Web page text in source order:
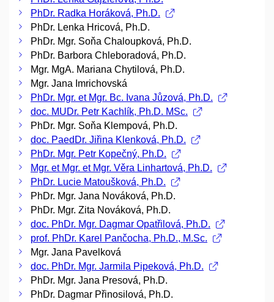
PhDr. Radka Horáková, Ph.D.
PhDr. Lenka Hricová, Ph.D.
PhDr. Mgr. Soňa Chaloupková, Ph.D.
PhDr. Barbora Chleboradová, Ph.D.
Mgr. MgA. Mariana Chytilová, Ph.D.
Mgr. Jana Imrichovská
PhDr. Mgr. et Mgr. Bc. Ivana Jůzová, Ph.D.
doc. MUDr. Petr Kachlík, Ph.D. MSc.
PhDr. Mgr. Soňa Klempová, Ph.D.
doc. PaedDr. Jiřina Klenková, Ph.D.
PhDr. Mgr. Petr Kopečný, Ph.D.
Mgr. et Mgr. et Mgr. Věra Linhartová, Ph.D.
PhDr. Lucie Matoušková, Ph.D.
PhDr. Mgr. Jana Nováková, Ph.D.
PhDr. Mgr. Zita Nováková, Ph.D.
doc. PhDr. Mgr. Dagmar Opatřilová, Ph.D.
prof. PhDr. Karel Pančocha, Ph.D., M.Sc.
Mgr. Jana Pavelková
doc. PhDr. Mgr. Jarmila Pipeková, Ph.D.
PhDr. Mgr. Jana Presová, Ph.D.
PhDr. Dagmar Přinosilová, Ph.D.